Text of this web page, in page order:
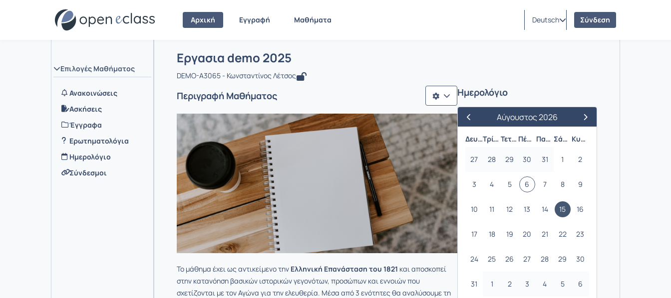
Αρχική Εγγραφή Μαθήματα Deutsch Σύνδεση
Επιλογές Μαθήματος
Ανακοινώσεις
Ασκήσεις
Έγγραφα
Ερωτηματολόγια
Ημερολόγιο
Σύνδεσμοι
Αρχική Σελίδα
Μάθημα : Εργασια demo 2025
Εργασια demo 2025
DEMO-A3065 - Κωνσταντίνος Λέτσος
Περιγραφή Μαθήματος
Το μάθημα έχει ως αντικείμενο την Ελληνική Επανάσταση του 1821 και αποσκοπεί
στην κατανόηση βασικών ιστορικών γεγονότων, προσώπων και εννοιών που
σχετίζονται με τον Αγώνα για την ελευθερία. Μέσα από 3 ενότητες θα αναλύσουμε τη
Ημερολόγιο
Προηγούμενος Μήνας
Αύγουστος 2026
Επόμενος Μήνας
Δευτέρα
Τρίτη Τετάρτη Πέμπτη Παρασκευή Σάββατο Κυριακή
27 28 29 30 31 1 2
3 4 5 6 7 8 9
10 11 12 13 14 15 16
17 18 19 20 21 22 23
24 25 26 27 28 29 30
31 1 2 3 4 5 6